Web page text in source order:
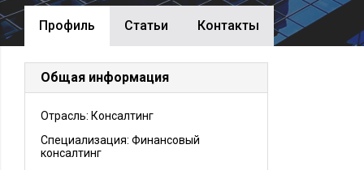
Профиль Cтатьи Контакты
Общая информация
Отрасль: Консалтинг
Специализация: Финансовый
консалтинг